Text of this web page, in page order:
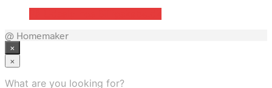
@ Homemaker
×
×
What are you looking for?